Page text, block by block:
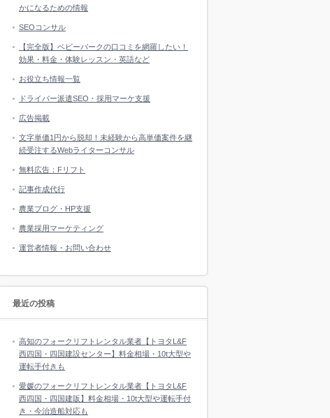
かになるための情報
SEOコンサル
【完全版】ベビーパークの口コミを網羅したい！
効果・料金・体験レッスン・英語など
お役立ち情報一覧
ドライバー派遣SEO・採用マーケ支援
広告掲載
文字単価1円から脱却！未経験から高単価案件を継
続受注するWebライターコンサル
無料広告：Fリフト
記事作成代行
農業ブログ・HP支援
農業採用マーケティング
運営者情報・お問い合わせ
最近の投稿
高知のフォークリフトレンタル業者【トヨタL&F
西四国・四国建設センター】料金相場・10t大型や
運転手付きも
愛媛のフォークリフトレンタル業者【トヨタL&F
西四国・四国建販】料金相場・10t大型や運転手付
き・今治造船対応も